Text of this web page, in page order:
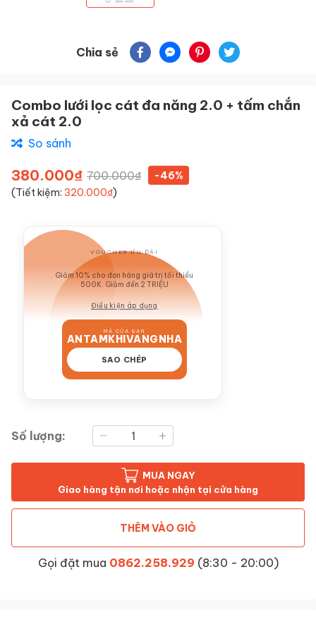
Chia sẻ
Combo lưới lọc cát đa năng 2.0 + tấm chắn
xả cát 2.0
So sánh
380.000₫ 700.000₫
-46%
(Tiết kiệm: 320.000₫)
VOUCHER ƯU ĐÃI
Giảm 10% cho đơn hàng giá trị tối thiểu
500K. Giảm đến 2 TRIỆU
Điều kiện áp dụng
MÃ CỦA BẠN
ANTAMKHIVANGNHA
SAO CHÉP
Số lượng:
MUA NGAY
Giao hàng tận nơi hoặc nhận tại cửa hàng
THÊM VÀO GIỎ
Gọi đặt mua 0862.258.929 (8:30 - 20:00)